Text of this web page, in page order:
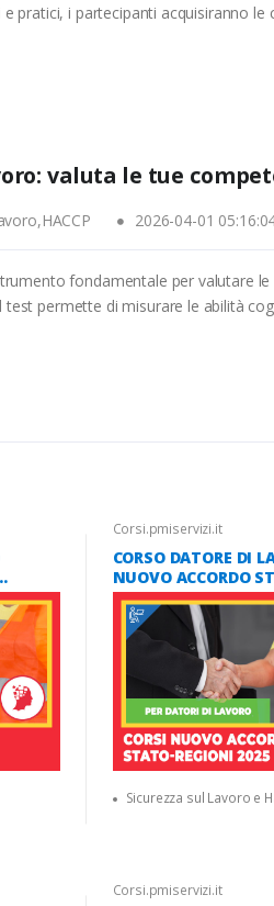
pratici, i partecipanti acquisiranno le
valuta le tue
2026-04-01
fondamentale per valutare
permette di misurare le abilità
Corsi.pmiservizi.it
CORSO DATORE DI
NUOVO ACCORDO
REGIONI 2025
(6 ORE)
Sicurezza sul Lavoro e
Corsi.pmiservizi.it